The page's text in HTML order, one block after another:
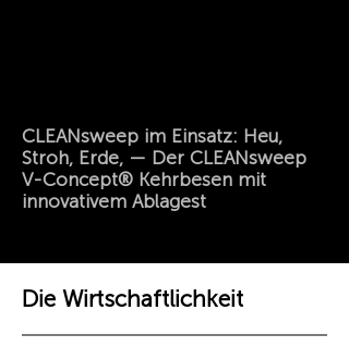
CLEANsweep im Einsatz: Heu,
Stroh, Erde, — Der CLEANsweep
V-Concept® Kehrbesen mit
innovativem Ablagest
Die Wirtschaftlichkeit